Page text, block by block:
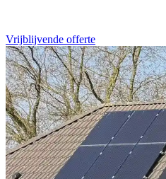
Vrijblijvende offerte